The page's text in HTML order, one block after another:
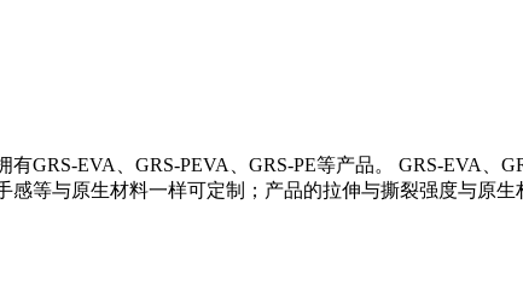
有GRS-EVA、GRS-PEVA、GRS-PE等产品。 GRS-EVA
感等与原生材料一样可定制；产品的拉伸与撕裂强度与原生